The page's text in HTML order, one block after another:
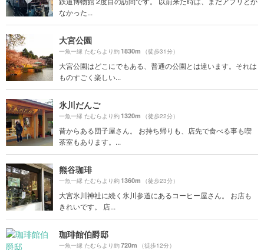
なかった...
大宮公園
一魚一縁 たむらより約1830m （徒歩31分）
大宮公園はどこにでもある、普通の公園とは違います。それは
ものすごく楽しい...
氷川だんご
一魚一縁 たむらより約1320m （徒歩22分）
昔からある団子屋さん。 お持ち帰りも、店先で食べる事も喫
茶室もあります。...
熊谷珈琲
一魚一縁 たむらより約1360m （徒歩23分）
大宮氷川神社に続く氷川参道にあるコーヒー屋さん。 お店も
きれいです。 店...
珈琲館伯爵邸
一魚一縁 たむらより約720m （徒歩12分）